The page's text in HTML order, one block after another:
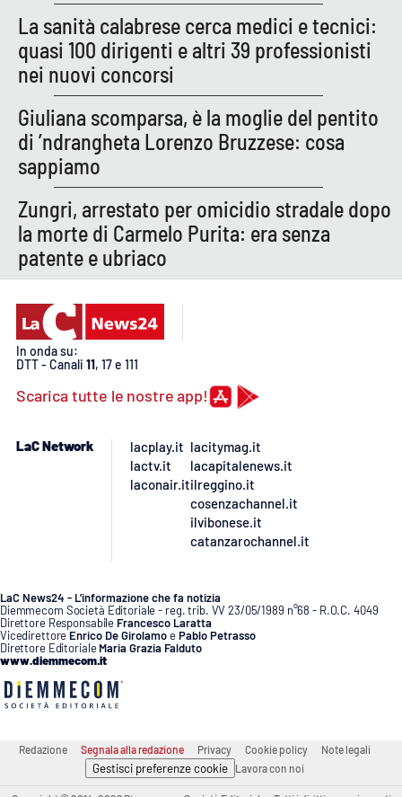
EDIZIONI
LOCALI
Catanzaro
Crotone
Vibo Valentia
Reggio Calabria
Cosenza
Lamezia Terme
PROGETTI
SPECIALI
Buona Sanità Calabria
Eventi
Food
Storie
LAC
NETWORK
La sanità calabrese cerca medici e tecnici:
quasi 100 dirigenti e altri 39 professionisti
nei nuovi concorsi
Giuliana scomparsa, è la moglie del pentito
di ’ndrangheta Lorenzo Bruzzese: cosa
sappiamo
Zungri, arrestato per omicidio stradale dopo
la morte di Carmelo Purita: era senza
patente e ubriaco
In onda su:
DTT - Canali 11, 17 e 111
Scarica tutte le nostre app!
LaC Network
lacplay.it
lactv.it
laconair.it
lacitymag.it
lacapitalenews.it
ilreggino.it
cosenzachannel.it
ilvibonese.it
catanzarochannel.it
LaC News24 - L’informazione che fa notizia
Diemmecom Società Editoriale - reg. trib. VV 23/05/1989 n°68 - R.O.C. 4049
Direttore Responsabile Francesco Laratta
Vicedirettore Enrico De GirolamoePablo Petrasso
Direttore Editoriale Maria Grazia Falduto
www.diemmecom.it
Redazione Segnala alla redazione Privacy Cookie policy Note legali
Gestisci preferenze cookie Lavora con noi